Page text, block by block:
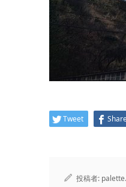
Tweet
投稿者: